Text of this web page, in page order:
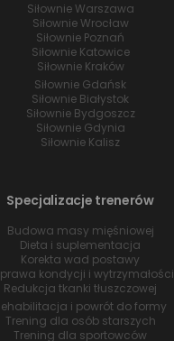
Siłownie Warszawa
Siłownie Wrocław
Siłownie Poznań
Siłownie Katowice
Siłownie Kraków
Siłownie Gdańsk
Siłownie Białystok
Siłownie Bydgoszcz
Siłownie Gdynia
Siłownie Kalisz
Specjalizacje trenerów
Budowa masy mięśniowej
Dieta i suplementacja
Korekta wad postawy
kondycji i wytrzymałości
Redukcja tkanki tłuszczowej
i powrót do formy
Trening dla osób starszych
Trening dla sportowców